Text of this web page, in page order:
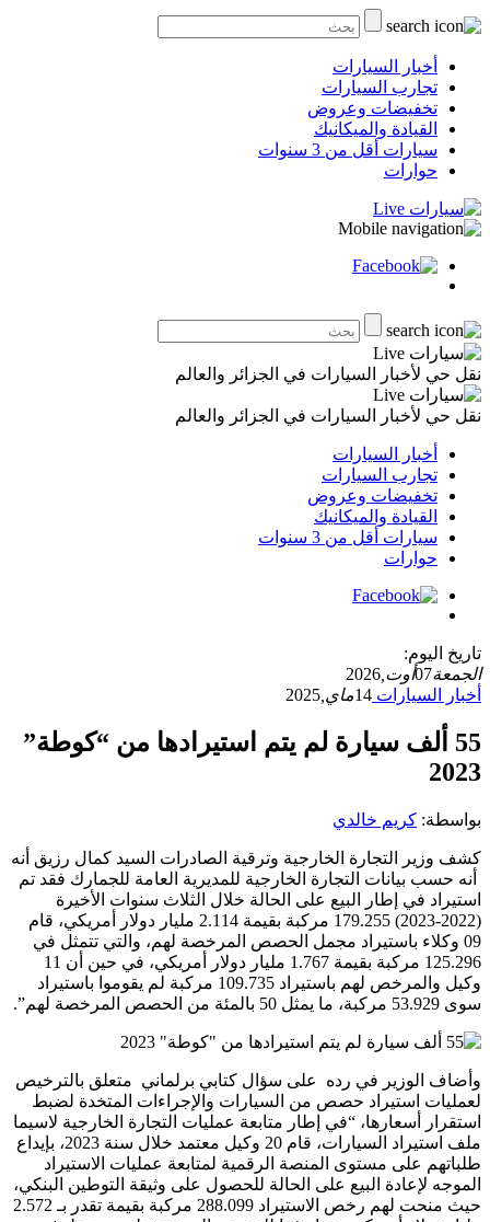
أخبار السيارات
تجارب السيارات
تخفيضات وعروض
القيادة والميكانيك
سيارات أقل من 3 سنوات
حوارات
نقل حي لأخبار السيارات في الجزائر والعالم
نقل حي لأخبار السيارات في الجزائر والعالم
أخبار السيارات
تجارب السيارات
تخفيضات وعروض
القيادة والميكانيك
سيارات أقل من 3 سنوات
حوارات
تاريخ اليوم:
الجمعة07أوت, 2026
أخبار السيارات 14ماي, 2025
55 ألف سيارة لم يتم استيرادها من “كوطة”
2023
بواسطة: كريم خالدي
كشف وزير التجارة الخارجية وترقية الصادرات السيد كمال رزيق أنه
أنه حسب بيانات التجارة الخارجية للمديرية العامة للجمارك فقد تم
استيراد في إطار البيع على الحالة خلال الثلاث سنوات الأخيرة
(2022-2023) 179.255 مركبة بقيمة 2.114 مليار دولار أمريكي، قام
09 وكلاء باستيراد مجمل الحصص المرخصة لهم، والتي تتمثل في
125.296 مركبة بقيمة 1.767 مليار دولار أمريكي، في حين أن 11
وكيل والمرخص لهم باستيراد 109.735 مركبة لم يقوموا باستيراد
سوى 53.929 مركبة، ما يمثل 50 بالمئة من الحصص المرخصة لهم”.
وأضاف الوزير في رده على سؤال كتابي برلماني متعلق بالترخيص
لعمليات استيراد حصص من السيارات والإجراءات المتخدة لضبط
استقرار أسعارها، “في إطار متابعة عمليات التجارة الخارجية لاسيما
ملف استيراد السيارات، قام 20 وكيل معتمد خلال سنة 2023، بإيداع
طلباتهم على مستوى المنصة الرقمية لمتابعة عمليات الاستيراد
الموجه لإعادة البيع على الحالة للحصول على وثيقة التوطين البنكي،
حيث منحت لهم رخص الاستيراد 288.099 مركبة بقيمة تقدر بـ 2.572